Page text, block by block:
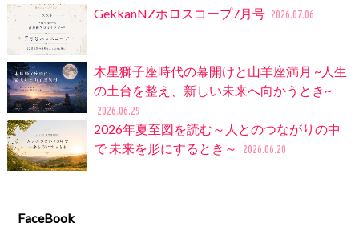
GekkanNZホロスコープ7月号 2026.07.06
木星獅子座時代の幕開けと山羊座満月 ~人生
の土台を整え、新しい未来へ向かうとき~
2026.06.29
2026年夏至図を読む～人とのつながりの中
で 未来を形にするとき～
2026.06.20
FaceBook